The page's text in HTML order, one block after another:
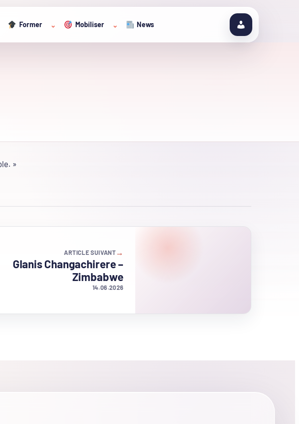
Former ⌄ Mobiliser ⌄ News
»
→
ARTICLE SUIVANT
Glanis Changachirere –
Zimbabwe
14.06.2026